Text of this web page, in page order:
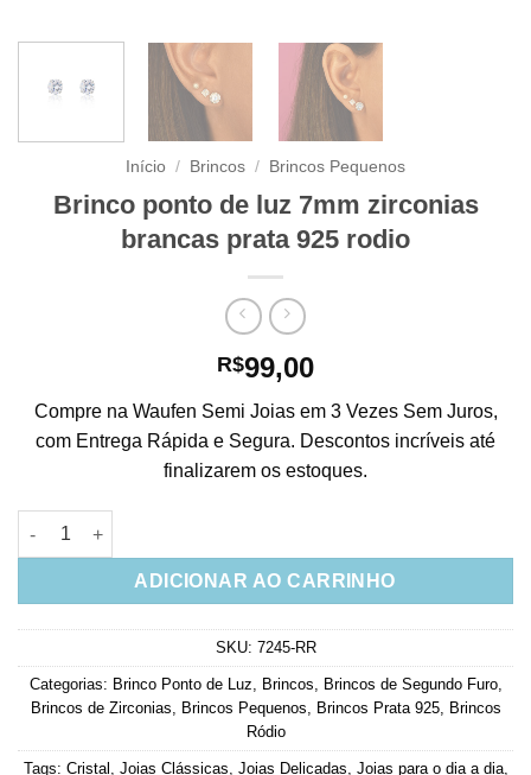
Início / Brincos / Brincos Pequenos
Brinco ponto de luz 7mm zirconias
brancas prata 925 rodio
R$99,00
Compre na Waufen Semi Joias em 3 Vezes Sem Juros,
com Entrega Rápida e Segura. Descontos incríveis até
finalizarem os estoques.
Brinco ponto de luz 7mm zirconias brancas prata 925 rodio
ADICIONAR AO CARRINHO
SKU: 7245-RR
Categorias: Brinco Ponto de Luz, Brincos, Brincos de Segundo Furo,
Brincos de Zirconias, Brincos Pequenos, Brincos Prata 925, Brincos
Ródio
Tags: Cristal , Joias Clássicas, Joias Delicadas, Joias para o dia a dia,